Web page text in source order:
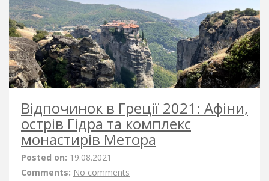
Відпочинок в Греції 2021: Афіни,
острів Гідра та комплекс
монастирів Метора
Posted on: 19.08.2021
Comments: No comments